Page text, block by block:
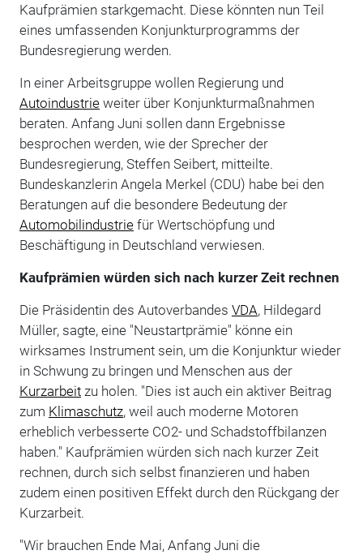
Kaufprämien starkgemacht. Diese könnten nun Teil
eines umfassenden Konjunkturprogramms der
Bundesregierung werden.
In einer Arbeitsgruppe wollen Regierung und
Autoindustrieweiter über Konjunkturmaßnahmen
beraten. Anfang Juni sollen dann Ergebnisse
besprochen werden, wie der Sprecher der
Bundesregierung, Steffen Seibert, mitteilte.
Bundeskanzlerin Angela Merkel (CDU) habe bei den
Beratungen auf die besondere Bedeutung der
Automobilindustriefür Wertschöpfung und
Beschäftigung in Deutschland verwiesen.
Kaufprämien würden sich nach kurzer Zeit rechnen
Die Präsidentin des Autoverbandes VDA, Hildegard
Müller, sagte, eine "Neustartprämie" könne ein
wirksames Instrument sein, um die Konjunktur wieder
in Schwung zu bringen und Menschen aus der
Kurzarbeitzu holen. "Dies ist auch ein aktiver Beitrag
zum Klimaschutz, weil auch moderne Motoren
erheblich verbesserte CO2- und Schadstoffbilanzen
haben." Kaufprämien würden sich nach kurzer Zeit
rechnen, durch sich selbst finanzieren und haben
zudem einen positiven Effekt durch den Rückgang der
Kurzarbeit.
"Wir brauchen Ende Mai, Anfang Juni die